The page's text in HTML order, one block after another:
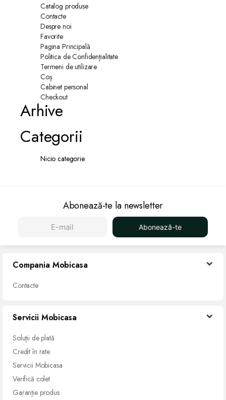
Catalog produse
Contacte
Despre noi
Favorite
Pagina Principală
Politica de Confidențialitate
Termeni de utilizare
Coș
Cabinet personal
Checkout
Arhive
Categorii
Nicio categorie
Abonează-te la newsletter
Abonează-te
Compania Mobicasa
Contacte
Servicii Mobicasa
Soluții deplată
Creditîn rate
Servicii Mobicasa
Verifică colet
Garanțieprodus